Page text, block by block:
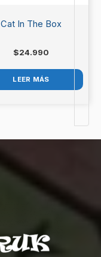
Cat In The Box
$24.990
LEER MÁS